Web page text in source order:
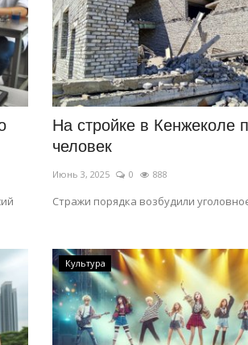
На стройке в Кенжеколе
человек
Июнь 3, 2025 0 888
Стражи порядка возбудили
Культура
продлили работу
Авг 7, 2026 0 859
Временное изменение коснется
маршрутов.